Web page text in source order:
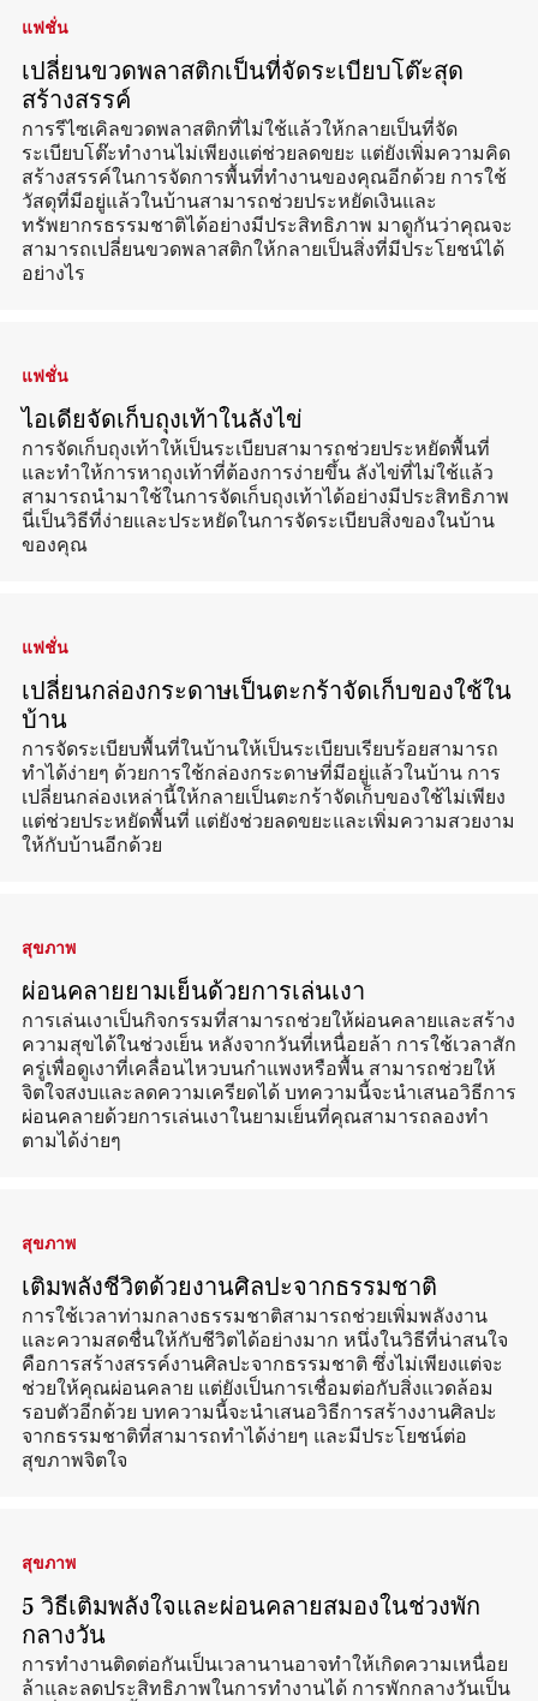
แฟชั่น
เปลี่ยนขวดพลาสติกเป็นที่จัดระเบียบโต๊ะสุด
สร้างสรรค์
การรีไซเคิลขวดพลาสติกที่ไม่ใช้แล้วให้กลายเป็นที่จัด
ระเบียบโต๊ะทำงานไม่เพียงแต่ช่วยลดขยะ แต่ยังเพิ่มความคิด
สร้างสรรค์ในการจัดการพื้นที่ทำงานของคุณอีกด้วย การใช้
วัสดุที่มีอยู่แล้วในบ้านสามารถช่วยประหยัดเงินและ
ทรัพยากรธรรมชาติได้อย่างมีประสิทธิภาพ มาดูกันว่าคุณจะ
สามารถเปลี่ยนขวดพลาสติกให้กลายเป็นสิ่งที่มีประโยชน์ได้
อย่างไร
แฟชั่น
ไอเดียจัดเก็บถุงเท้าในลังไข่
การจัดเก็บถุงเท้าให้เป็นระเบียบสามารถช่วยประหยัดพื้นที่
และทำให้การหาถุงเท้าที่ต้องการง่ายขึ้น ลังไข่ที่ไม่ใช้แล้ว
สามารถนำมาใช้ในการจัดเก็บถุงเท้าได้อย่างมีประสิทธิภาพ
นี่เป็นวิธีที่ง่ายและประหยัดในการจัดระเบียบสิ่งของในบ้าน
ของคุณ
แฟชั่น
เปลี่ยนกล่องกระดาษเป็นตะกร้าจัดเก็บของใช้ใน
บ้าน
การจัดระเบียบพื้นที่ในบ้านให้เป็นระเบียบเรียบร้อยสามารถ
ทำได้ง่ายๆ ด้วยการใช้กล่องกระดาษที่มีอยู่แล้วในบ้าน การ
เปลี่ยนกล่องเหล่านี้ให้กลายเป็นตะกร้าจัดเก็บของใช้ไม่เพียง
แต่ช่วยประหยัดพื้นที่ แต่ยังช่วยลดขยะและเพิ่มความสวยงาม
ให้กับบ้านอีกด้วย
สุขภาพ
ผ่อนคลายยามเย็นด้วยการเล่นเงา
การเล่นเงาเป็นกิจกรรมที่สามารถช่วยให้ผ่อนคลายและสร้าง
ความสุขได้ในช่วงเย็น หลังจากวันที่เหนื่อยล้า การใช้เวลาสัก
ครู่เพื่อดูเงาที่เคลื่อนไหวบนกำแพงหรือพื้น สามารถช่วยให้
จิตใจสงบและลดความเครียดได้ บทความนี้จะนำเสนอวิธีการ
ผ่อนคลายด้วยการเล่นเงาในยามเย็นที่คุณสามารถลองทำ
ตามได้ง่ายๆ
สุขภาพ
เติมพลังชีวิตด้วยงานศิลปะจากธรรมชาติ
การใช้เวลาท่ามกลางธรรมชาติสามารถช่วยเพิ่มพลังงาน
และความสดชื่นให้กับชีวิตได้อย่างมาก หนึ่งในวิธีที่น่าสนใจ
คือการสร้างสรรค์งานศิลปะจากธรรมชาติ ซึ่งไม่เพียงแต่จะ
ช่วยให้คุณผ่อนคลาย แต่ยังเป็นการเชื่อมต่อกับสิ่งแวดล้อม
รอบตัวอีกด้วย บทความนี้จะนำเสนอวิธีการสร้างงานศิลปะ
จากธรรมชาติที่สามารถทำได้ง่ายๆ และมีประโยชน์ต่อ
สุขภาพจิตใจ
สุขภาพ
5 วิธีเติมพลังใจและผ่อนคลายสมองในช่วงพัก
กลางวัน
การทำงานติดต่อกันเป็นเวลานานอาจทำให้เกิดความเหนื่อย
ล้าและลดประสิทธิภาพในการทำงานได้ การพักกลางวันเป็น